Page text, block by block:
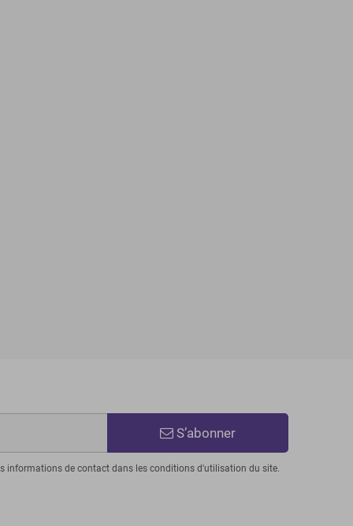
S’abonner
informations de contact dans les conditions d'utilisation du site.